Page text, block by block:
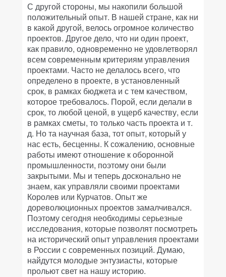
С другой стороны, мы накопили большой
положительный опыт. В нашей стране, как ни
в какой другой, велось огромное количество
проектов. Другое дело, что ни один проект,
как правило, одновременно не удовлетворял
всем современным критериям управления
проектами. Часто не делалось всего, что
определено в проекте, в установленный
срок, в рамках бюджета и с тем качеством,
которое требовалось. Порой, если делали в
срок, то любой ценой, в ущерб качеству, если
в рамках сметы, то только часть проекта и т.
д. Но та научная база, тот опыт, который у
нас есть, бесценны. К сожалению, основные
работы имеют отношение к оборонной
промышленности, поэтому они были
закрытыми. Мы и теперь досконально не
знаем, как управляли своими проектами
Королев или Курчатов. Опыт же
дореволюционных проектов замалчивался.
Поэтому сегодня необходимы серьезные
исследования, которые позволят посмотреть
на исторический опыт управления проектами
в России с современных позиций. Думаю,
найдутся молодые энтузиасты, которые
прольют свет на нашу историю.